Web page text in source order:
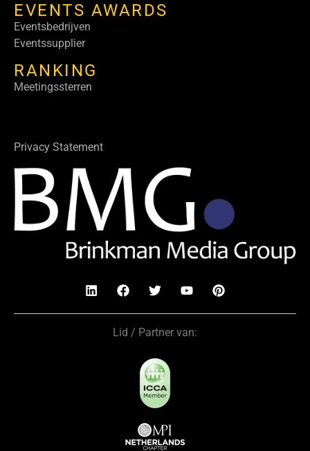
EVENTS AWARDS
Eventsbedrijven
Eventssupplier
RANKING
Meetingssterren
Privacy Statement
Lid / Partner van: